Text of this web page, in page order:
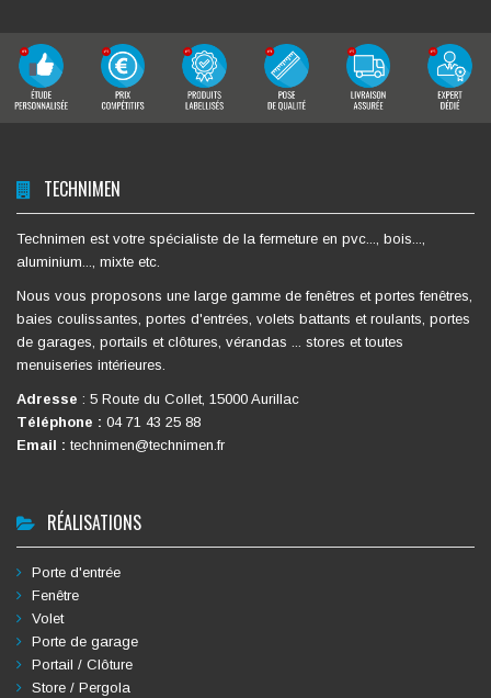
TECHNIMEN
Technimen est votre spécialiste de la fermeture en pvc..., bois...,
aluminium..., mixte etc.
Nous vous proposons une large gamme de fenêtres et portes fenêtres,
baies coulissantes, portes d'entrées, volets battants et roulants, portes
de garages, portails et clôtures, vérandas ... stores et toutes
menuiseries intérieures.
Adresse : 5 Route du Collet, 15000 Aurillac
Téléphone : 04 71 43 25 88
Email : technimen@technimen.fr
RÉALISATIONS
Porte d'entrée
Fenêtre
Volet
Porte de garage
Portail / Clôture
Store / Pergola